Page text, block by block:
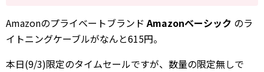
AmazonのプライベートブランドAmazonベーシック のラ
イトニングケーブルがなんと615円。
本日(9/3)限定のタイムセールですが、数量の限定無しで